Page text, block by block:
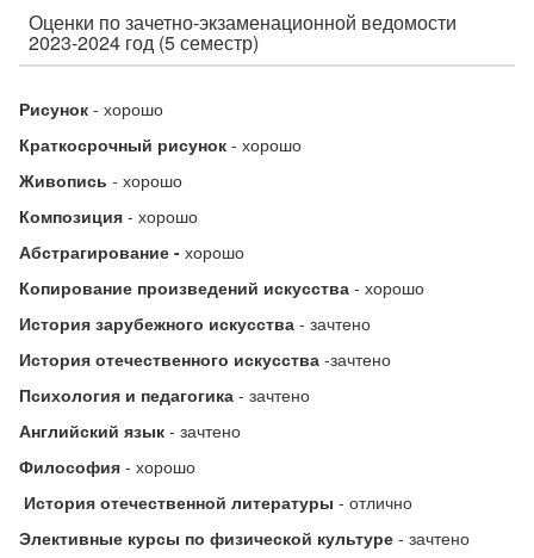
Оценки по зачетно-экзаменационной ведомости
2023-2024 год (5 семестр)
Рисунок - хорошо
Краткосрочный рисунок - хорошо
Живопись - хорошо
Композиция - хорошо
Абстрагирование - хорошо
Копирование произведений искусства - хорошо
История зарубежного искусства - зачтено
История отечественного искусства -зачтено
Психология и педагогика - зачтено
Английский язык - зачтено
Философия - хорошо
История отечественной литературы - отлично
Элективные курсы по физической культуре - зачтено